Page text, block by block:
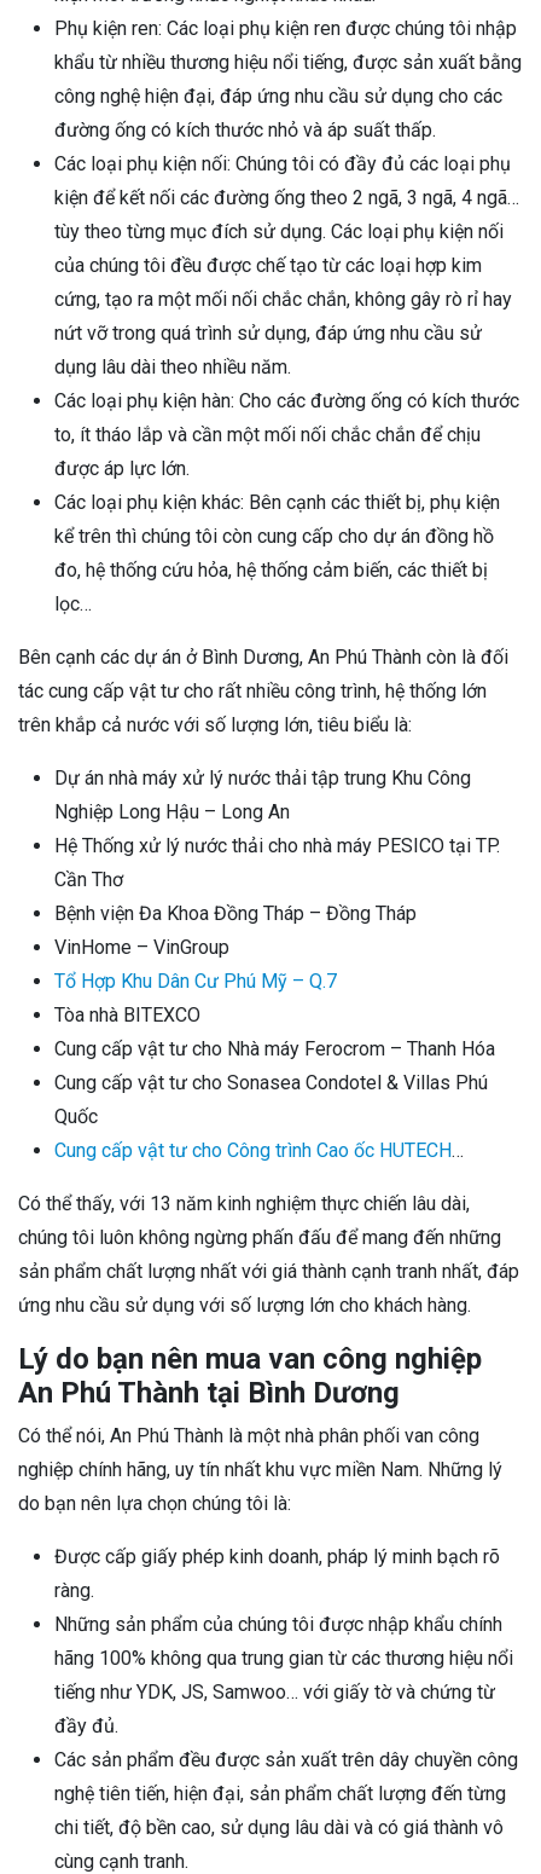
Phụ kiện ren: Các loại phụ kiện ren được chúng tôi nhập
khẩu từ nhiều thương hiệu nổi tiếng, được sản xuất bằng
công nghệ hiện đại, đáp ứng nhu cầu sử dụng cho các
đường ống có kích thước nhỏ và áp suất thấp.
Các loại phụ kiện nối: Chúng tôi có đầy đủ các loại phụ
kiện để kết nối các đường ống theo 2 ngã, 3 ngã, 4 ngã…
tùy theo từng mục đích sử dụng. Các loại phụ kiện nối
của chúng tôi đều được chế tạo từ các loại hợp kim
cứng, tạo ra một mối nối chắc chắn, không gây rò rỉ hay
nứt vỡ trong quá trình sử dụng, đáp ứng nhu cầu sử
dụng lâu dài theo nhiều năm.
Các loại phụ kiện hàn: Cho các đường ống có kích thước
to, ít tháo lắp và cần một mối nối chắc chắn để chịu
được áp lực lớn.
Các loại phụ kiện khác: Bên cạnh các thiết bị, phụ kiện
kể trên thì chúng tôi còn cung cấp cho dự án đồng hồ
đo, hệ thống cứu hỏa, hệ thống cảm biến, các thiết bị
lọc…
Bên cạnh các dự án ở Bình Dương, An Phú Thành còn là đối
tác cung cấp vật tư cho rất nhiều công trình, hệ thống lớn
trên khắp cả nước với số lượng lớn, tiêu biểu là:
Dự án nhà máy xử lý nước thải tập trung Khu Công
Nghiệp Long Hậu – Long An
Hệ Thống xử lý nước thải cho nhà máy PESICO tại TP.
Cần Thơ
Bệnh viện Đa Khoa Đồng Tháp – Đồng Tháp
VinHome – VinGroup
Tổ Hợp Khu Dân Cư Phú Mỹ – Q.7
Tòa nhà BITEXCO
Cung cấp vật tư cho Nhà máy Ferocrom – Thanh Hóa
Cung cấp vật tư cho Sonasea Condotel & Villas Phú
Quốc
Cung cấp vật tư cho Công trình Cao ốc HUTECH…
Có thể thấy, với 13 năm kinh nghiệm thực chiến lâu dài,
chúng tôi luôn không ngừng phấn đấu để mang đến những
sản phẩm chất lượng nhất với giá thành cạnh tranh nhất, đáp
ứng nhu cầu sử dụng với số lượng lớn cho khách hàng.
Lý do bạn nên mua van công nghiệp
An Phú Thành tại Bình Dương
Có thể nói, An Phú Thành là một nhà phân phối van công
nghiệp chính hãng, uy tín nhất khu vực miền Nam. Những lý
do bạn nên lựa chọn chúng tôi là:
Được cấp giấy phép kinh doanh, pháp lý minh bạch rõ
ràng.
Những sản phẩm của chúng tôi được nhập khẩu chính
hãng 100% không qua trung gian từ các thương hiệu nổi
tiếng như YDK, JS, Samwoo… với giấy tờ và chứng từ
đầy đủ.
Các sản phẩm đều được sản xuất trên dây chuyền công
nghệ tiên tiến, hiện đại, sản phẩm chất lượng đến từng
chi tiết, độ bền cao, sử dụng lâu dài và có giá thành vô
cùng cạnh tranh.